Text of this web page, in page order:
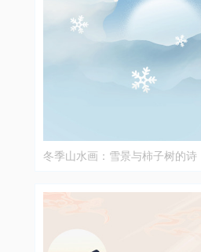
冬季山水画：雪景与柿子树的诗